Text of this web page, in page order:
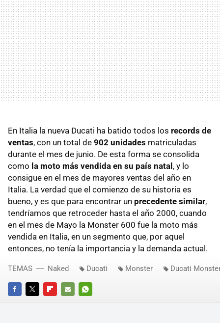
En Italia la nueva Ducati ha batido todos los records de
ventas, con un total de 902 unidades matriculadas
durante el mes de junio. De esta forma se consolida
como la moto más vendida en su país natal , y lo
consigue en el mes de mayores ventas del año en
Italia. La verdad que el comienzo de su historia es
bueno, y es que para encontrar un precedente similar,
tendríamos que retroceder hasta el año 2000, cuando
en el mes de Mayo la Monster 600 fue la moto más
vendida en Italia, en un segmento que, por aquel
entonces, no tenía la importancia y la demanda actual.
FACEBOOKTWITTERFLIPBOARD
E-
WHATSAPP
TEMAS Naked Ducati Monster Ducati